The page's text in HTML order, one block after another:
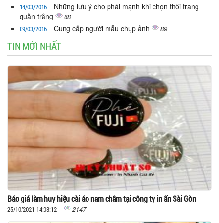
14/03/2016
Những lưu ý cho phái mạnh khi chọn thời trang
quần trắng
68
09/03/2016 Cung cấp người mẫu chụp ảnh 89
TIN MỚI NHẤT
Báo giá làm huy hiệu cài áo nam châm tại công ty in ấn Sài Gòn
25/10/2021 14:03:12 2147